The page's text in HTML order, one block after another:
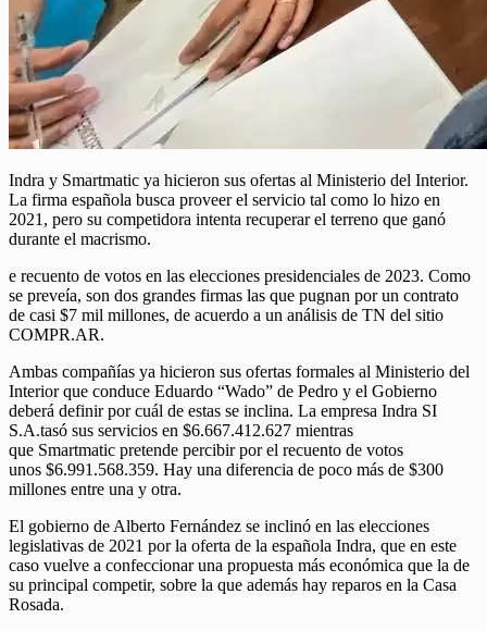
Indra y Smartmatic ya hicieron sus ofertas al Ministerio del Interior.
La firma española busca proveer el servicio tal como lo hizo en
2021, pero su competidora intenta recuperar el terreno que ganó
durante el macrismo.
e recuento de votos en las elecciones presidenciales de 2023. Como
se preveía, son dos grandes firmas las que pugnan por un contrato
de casi $7 mil millones, de acuerdo a un análisis de TN del sitio
COMPR.AR.
Ambas compañías ya hicieron sus ofertas formales al Ministerio del
Interior que conduce Eduardo “Wado” de Pedro y el Gobierno
deberá definir por cuál de estas se inclina. La empresa Indra SI
S.A.tasó sus servicios en $6.667.412.627 mientras
que Smartmatic pretende percibir por el recuento de votos
unos $6.991.568.359. Hay una diferencia de poco más de $300
millones entre una y otra.
El gobierno de Alberto Fernández se inclinó en las elecciones
legislativas de 2021 por la oferta de la española Indra, que en este
caso vuelve a confeccionar una propuesta más económica que la de
su principal competir, sobre la que además hay reparos en la Casa
Rosada.